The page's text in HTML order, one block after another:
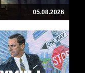
05.08.2026